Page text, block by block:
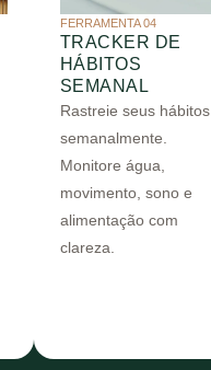
FERRAMENTA 04
TRACKER DE
HÁBITOS
SEMANAL
Rastreie seus hábitos
semanalmente.
Monitore água,
movimento, sono e
alimentação com
clareza.